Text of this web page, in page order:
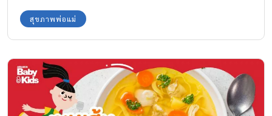
สุขภาพพ่อแม่